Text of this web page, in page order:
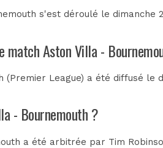
s'est déroulé le dimanche
Aston Villa -
(Premier League) a été diffusé le
- Bournemouth ?
a été arbitrée par Tim